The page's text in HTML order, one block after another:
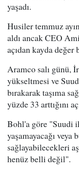
yaşadı.
Husiler temmuz
aldı ancak CEO
açıdan kayda değer
Aramco salı günü,
yükseltmesi ve
bırakarak taşıma
yüzde 33 arttığını
Bohl'a göre "Suudi
yaşamayacağı veya
sağlayabilecekleri
henüz belli değil".